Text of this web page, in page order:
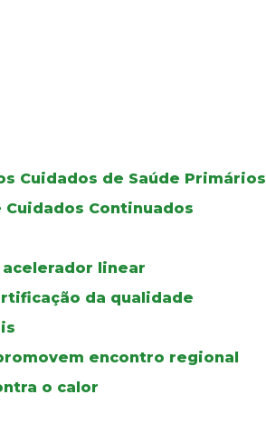
Cuidados de Saúde Primários
Continuados
linear
da qualidade
encontro regional
o calor